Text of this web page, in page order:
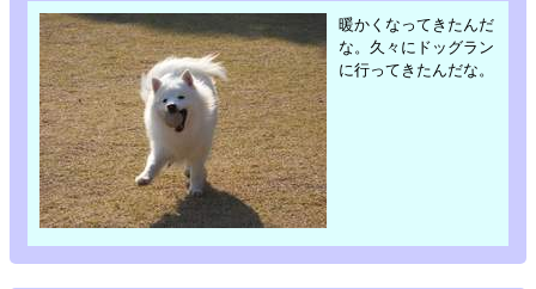
暖かくなってきたんだ
な。久々にドッグラン
に行ってきたんだな。